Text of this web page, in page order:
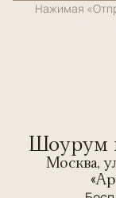
Нажимая
Шоурум
Москва,